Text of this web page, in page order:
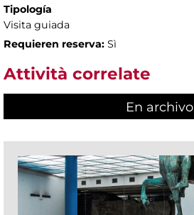
Tipología
Visita guiada
Requieren reserva: Sì
Attività correlate
En archivo